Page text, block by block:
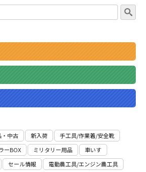
・中古 新入荷
⼿⼯具/作業着/安全靴
ーBOX
ミリタリー用品
車いす
セール情報
電動農工具/エンジン農工具